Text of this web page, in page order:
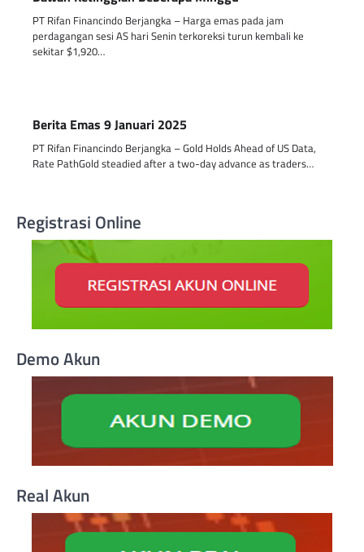
PT Rifan Financindo Berjangka – Harga emas pada jam
perdagangan sesi AS hari Senin terkoreksi turun kembali ke
sekitar $1,920…
Berita Emas 9 Januari 2025
PT Rifan Financindo Berjangka – Gold Holds Ahead of US Data,
Rate PathGold steadied after a two-day advance as traders…
Registrasi Online
Demo Akun
Real Akun